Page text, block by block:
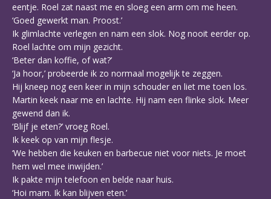
eentje. Roel zat naast me en sloeg een arm om me heen.
‘Goed gewerkt man. Proost.’
Ik glimlachte verlegen en nam een slok. Nog nooit eerder op.
Roel lachte om mijn gezicht.
‘Beter dan koffie, of wat?’
‘Ja hoor,’ probeerde ik zo normaal mogelijk te zeggen.
Hij kneep nog een keer in mijn schouder en liet me toen los.
Martin keek naar me en lachte. Hij nam een flinke slok. Meer
gewend dan ik.
‘Blijf je eten?’ vroeg Roel.
Ik keek op van mijn flesje.
‘We hebben die keuken en barbecue niet voor niets. Je moet
hem wel mee inwijden.’
Ik pakte mijn telefoon en belde naar huis.
‘Hoi mam. Ik kan blijven eten.’